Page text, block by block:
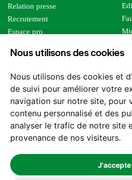
Nous utilisons des cookies
Nous utilisons des cookies et
de suivi pour améliorer votre
navigation sur notre site, pour
contenu personnalisé et des
analyser le trafic de notre site
provenance de nos visiteurs.
J'accepte
Relation presse
Recrutement
Espace pro
Foreign rights
Nous contacter